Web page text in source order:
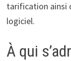
tarification ainsi
logiciel.
À qui